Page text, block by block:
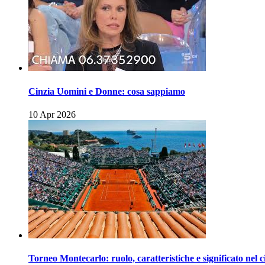
Cinzia Uomini e Donne: cosa sappiamo
10 Apr 2026
Torneo Montecarlo: ruolo, caratteristiche e significato nel